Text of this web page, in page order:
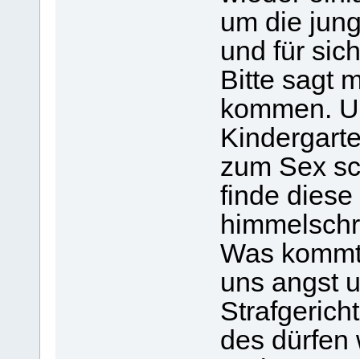
um die
und für
Bitte sagt
kommen.
zum Sex
finde
Was
uns angst
des dürfen